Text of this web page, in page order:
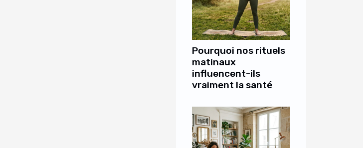
Pourquoi nos rituels
matinaux
influencent-ils
vraiment la santé